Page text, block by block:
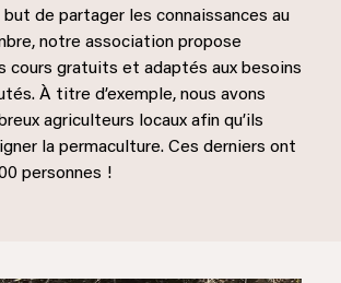
but de partager les connaissances au
notre association propose
cours gratuits et adaptés aux besoins
À titre d’exemple, nous avons
agriculteurs locaux afin qu’ils
la permaculture. Ces derniers ont
personnes !